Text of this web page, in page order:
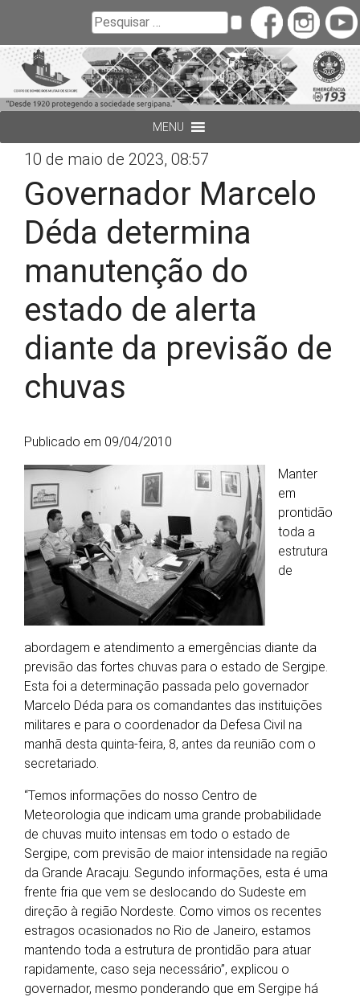
Pesquisar Buscar
MENU
10 de maio de 2023, 08:57
Governador Marcelo
Déda determina
manutenção do
estado de alerta
diante da previsão de
chuvas
Publicado em 09/04/2010
Manter
em
prontidão
toda a
estrutura
de
abordagem e atendimento a emergências diante da
previsão das fortes chuvas para o estado de Sergipe.
Esta foi a determinação passada pelo governador
Marcelo Déda para os comandantes das instituições
militares e para o coordenador da Defesa Civil na
manhã desta quinta-feira, 8, antes da reunião com o
secretariado.
“Temos informações do nosso Centro de
Meteorologia que indicam uma grande probabilidade
de chuvas muito intensas em todo o estado de
Sergipe, com previsão de maior intensidade na região
da Grande Aracaju. Segundo informações, esta é uma
frente fria que vem se deslocando do Sudeste em
direção à região Nordeste. Como vimos os recentes
estragos ocasionados no Rio de Janeiro, estamos
mantendo toda a estrutura de prontidão para atuar
rapidamente, caso seja necessário”, explicou o
governador, mesmo ponderando que em Sergipe há